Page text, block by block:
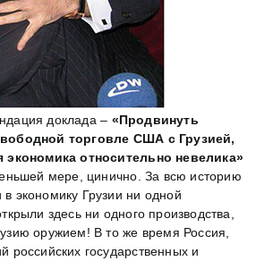
доклада – «Продвинуть
торговле США с Грузией,
экономика относительно невелика»
мере, цинично. За всю историю
экономику Грузии ни одной
здесь ни одного производства,
оружием! В то же время Россия,
российских государственных и